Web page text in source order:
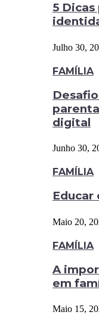
5 Dicas
Julho 30,
FAMÍLIA
digital
Junho 30,
FAMÍLIA
Educar
Maio 20,
FAMÍLIA
A
em
Maio 15,